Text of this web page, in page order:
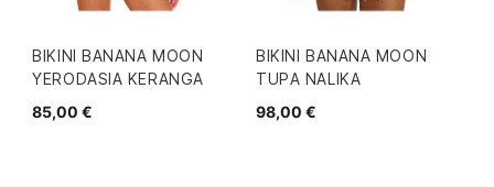
BIKINI BANANA MOON
YERODASIA KERANGA
85,00 €
BIKINI BANANA MOON
TUPA NALIKA
98,00 €